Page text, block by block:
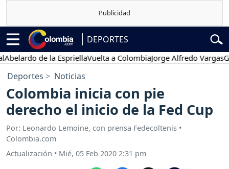
DEPORTES
de la EspriellaVuelta a ColombiaJorge Alfredo Vargas
Deportes Noticias
Colombia inicia con pie
derecho el inicio de la Fed Cup
Por: Leonardo Lemoine, con prensa Fedecoltenis •
Colombia.com
Actualización • Mié, 05 Feb 2020 2:31 pm